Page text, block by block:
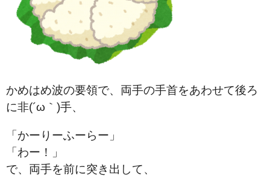
かめはめ波の要領で、両手の手首をあわせて後ろ
に非(´ω｀)手、
「かーりーふーらー」
「わー！」
で、両手を前に突き出して、